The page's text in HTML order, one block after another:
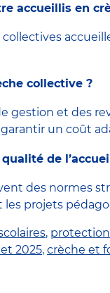
accueillis en
collective ?
gestion et des
un coût
de
des normes
projets
,
2025, crèche et